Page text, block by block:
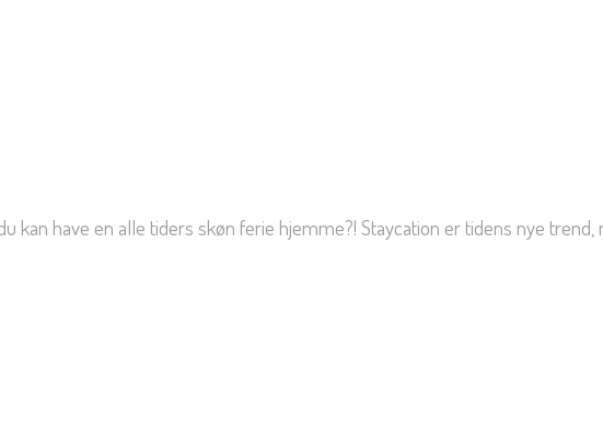
kan have en alle tiders skøn ferie hjemme?! Staycation er tidens nye